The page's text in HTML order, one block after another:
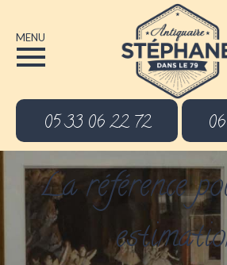
MENU
05 33 06 22 72
La référence